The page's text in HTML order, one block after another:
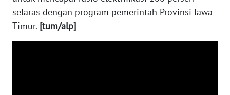
selaras dengan program pemerintah Provinsi Jawa
Timur. [tum/alp]
KALTARA
WN